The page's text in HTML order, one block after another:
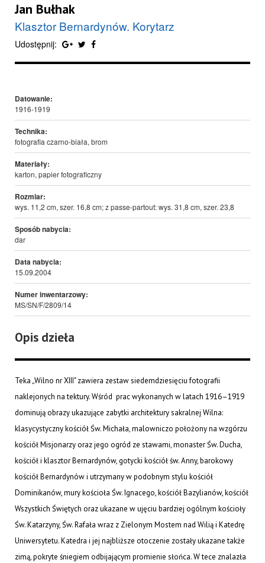
Jan Bułhak
Klasztor Bernardynów. Korytarz
Udostępnij:
Datowanie:
1916-1919
Technika:
fotografia czarno-biała, brom
Materiały:
karton, papier fotograficzny
Rozmiar:
wys. 11,2 cm, szer. 16,8 cm; z passe-partout: wys. 31,8 cm, szer. 23,8
Sposób nabycia:
dar
Data nabycia:
15.09.2004
Numer inwentarzowy:
MS/SN/F/2809/14
Opis dzieła
Teka „Wilno nr XIII" zawiera zestaw siedemdziesięciu fotografii
naklejonych na tektury. Wśród prac wykonanych w latach 1916–1919
dominują obrazy ukazujące zabytki architektury sakralnej Wilna:
klasycystyczny kościół Św. Michała, malowniczo położony na wzgórzu
kościół Misjonarzy oraz jego ogród ze stawami, monaster Św. Ducha,
kościół i klasztor Bernardynów, gotycki kościół św. Anny, barokowy
kościół Bernardynów i utrzymany w podobnym stylu kościół
Dominikanów, mury kościoła Św. Ignacego, kościół Bazylianów, kościół
Wszystkich Świętych oraz ukazane w ujęciu bardziej ogólnym kościoły
Św. Katarzyny, Św. Rafała wraz z Zielonym Mostem nad Wilią i Katedrę
Uniwersytetu. Katedra i jej najbliższe otoczenie zostały ukazane także
zimą, pokryte śniegiem odbijającym promienie słońca. W tece znalazła